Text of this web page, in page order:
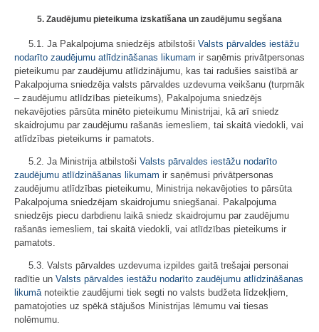
5. Zaudējumu pieteikuma izskatīšana un zaudējumu segšana
5.1. Ja Pakalpojuma sniedzējs atbilstoši Valsts pārvaldes iestāžu
nodarīto zaudējumu atlīdzināšanas likumam ir saņēmis privātpersonas
pieteikumu par zaudējumu atlīdzinājumu, kas tai radušies saistībā ar
Pakalpojuma sniedzēja valsts pārvaldes uzdevuma veikšanu (turpmāk
– zaudējumu atlīdzības pieteikums), Pakalpojuma sniedzējs
nekavējoties pārsūta minēto pieteikumu Ministrijai, kā arī sniedz
skaidrojumu par zaudējumu rašanās iemesliem, tai skaitā viedokli, vai
atlīdzības pieteikums ir pamatots.
5.2. Ja Ministrija atbilstoši Valsts pārvaldes iestāžu nodarīto
zaudējumu atlīdzināšanas likumam ir saņēmusi privātpersonas
zaudējumu atlīdzības pieteikumu, Ministrija nekavējoties to pārsūta
Pakalpojuma sniedzējam skaidrojumu sniegšanai. Pakalpojuma
sniedzējs piecu darbdienu laikā sniedz skaidrojumu par zaudējumu
rašanās iemesliem, tai skaitā viedokli, vai atlīdzības pieteikums ir
pamatots.
5.3. Valsts pārvaldes uzdevuma izpildes gaitā trešajai personai
radītie un Valsts pārvaldes iestāžu nodarīto zaudējumu atlīdzināšanas
likumānoteiktie zaudējumi tiek segti no valsts budžeta līdzekļiem,
pamatojoties uz spēkā stājušos Ministrijas lēmumu vai tiesas
nolēmumu.